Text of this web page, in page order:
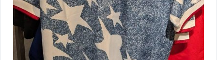
Alpha Industries系列服飾
STANCE NBA系列襪子
VAST街頭強勢品牌